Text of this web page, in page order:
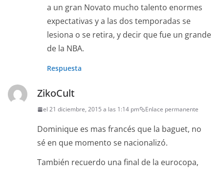
a un gran Novato mucho talento enormes
expectativas y a las dos temporadas se
lesiona o se retira, y decir que fue un grande
de la NBA.
Respuesta
ZikoCult
el 21 diciembre, 2015 a las 1:14 pm Enlace permanente
Dominique es mas francés que la baguet, no
sé en que momento se nacionalizó.
También recuerdo una final de la eurocopa,